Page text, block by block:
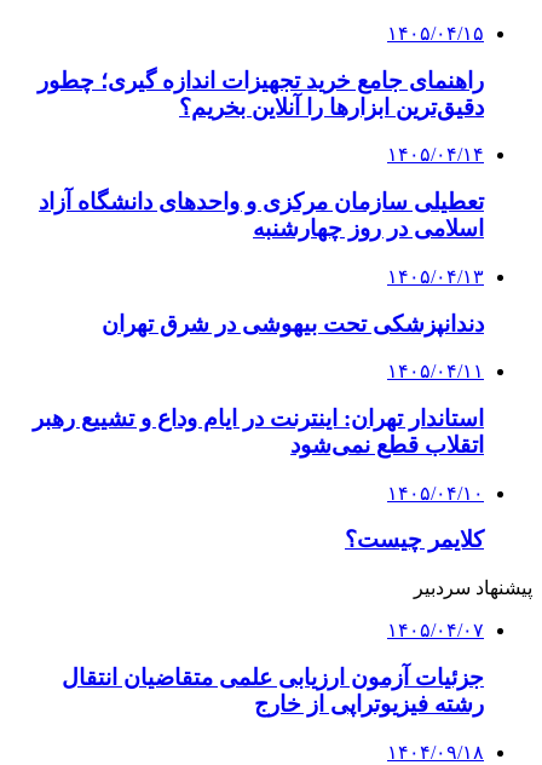
۱۴۰۵/۰۴/۱۵
راهنمای جامع خرید تجهیزات اندازه گیری؛ چطور
دقیق‌ترین ابزارها را آنلاین بخریم؟
۱۴۰۵/۰۴/۱۴
تعطیلی سازمان مرکزی و واحدهای دانشگاه آزاد
اسلامی در روز چهارشنبه
۱۴۰۵/۰۴/۱۳
دندانپزشکی تحت بیهوشی در شرق تهران
۱۴۰۵/۰۴/۱۱
استاندار تهران: اینترنت در ایام وداع و تشییع رهبر
اتقلاب قطع نمی‌شود
۱۴۰۵/۰۴/۱۰
کلایمر چیست؟
پیشنهاد سردبیر
۱۴۰۵/۰۴/۰۷
جزئیات آزمون ارزیابی علمی متقاضیان انتقال
رشته فیزیوتراپی از خارج
۱۴۰۴/۰۹/۱۸